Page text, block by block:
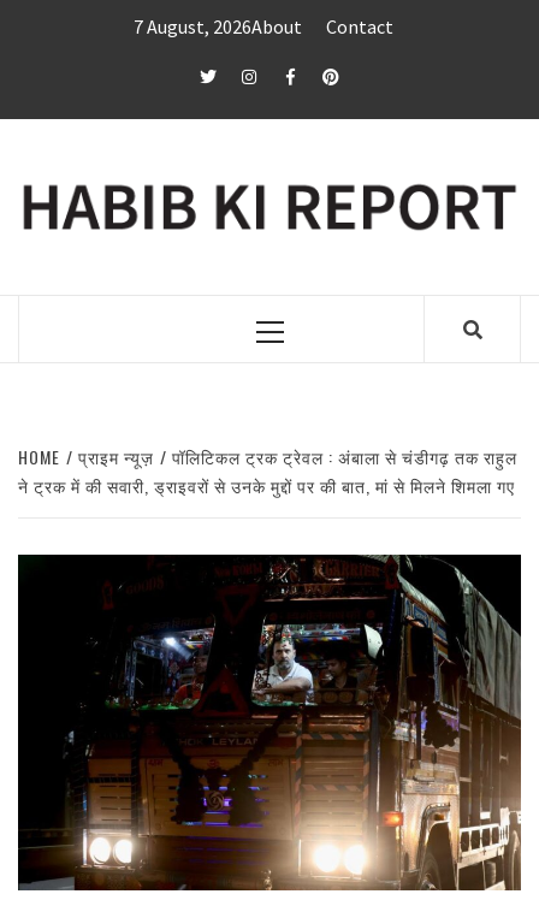
7 August, 2026About Contact
twitterInstagramFacebookPinterest
Primary
HOME प्राइम न्यूज़
पॉलिटिकल ट्रक ट्रेवल : अंबाला से चंडीगढ़ तक राहुल
ने ट्रक में की सवारी, ड्राइवरों से उनके मुद्दों पर की बात, मां से मिलने शिमला गए